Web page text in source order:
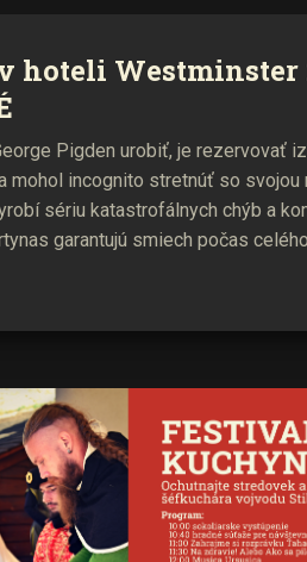
hoteli Westminster
Pigden urobiť, je rezervovať
mohol incognito stretnúť so svojou
sériu katastrofálnych chýb a
garantujú smiech počas